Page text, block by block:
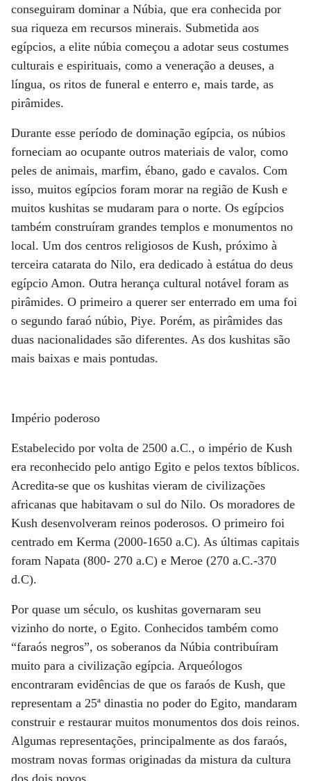
conseguiram dominar a Núbia, que era conhecida por
sua riqueza em recursos minerais. Submetida aos
egípcios, a elite núbia começou a adotar seus costumes
culturais e espirituais, como a veneração a deuses, a
língua, os ritos de funeral e enterro e, mais tarde, as
pirâmides.
Durante esse período de dominação egípcia, os núbios
forneciam ao ocupante outros materiais de valor, como
peles de animais, marfim, ébano, gado e cavalos. Com
isso, muitos egípcios foram morar na região de Kush e
muitos kushitas se mudaram para o norte. Os egípcios
também construíram grandes templos e monumentos no
local. Um dos centros religiosos de Kush, próximo à
terceira catarata do Nilo, era dedicado à estátua do deus
egípcio Amon. Outra herança cultural notável foram as
pirâmides. O primeiro a querer ser enterrado em uma foi
o segundo faraó núbio, Piye. Porém, as pirâmides das
duas nacionalidades são diferentes. As dos kushitas são
mais baixas e mais pontudas.
Império poderoso
Estabelecido por volta de 2500 a.C., o império de Kush
era reconhecido pelo antigo Egito e pelos textos bíblicos.
Acredita-se que os kushitas vieram de civilizações
africanas que habitavam o sul do Nilo. Os moradores de
Kush desenvolveram reinos poderosos. O primeiro foi
centrado em Kerma (2000-1650 a.C). As últimas capitais
foram Napata (800- 270 a.C) e Meroe (270 a.C.-370
d.C).
Por quase um século, os kushitas governaram seu
vizinho do norte, o Egito. Conhecidos também como
“faraós negros”, os soberanos da Núbia contribuíram
muito para a civilização egípcia. Arqueólogos
encontraram evidências de que os faraós de Kush, que
representam a 25ª dinastia no poder do Egito, mandaram
construir e restaurar muitos monumentos dos dois reinos.
Algumas representações, principalmente as dos faraós,
mostram novas formas originadas da mistura da cultura
dos dois povos.